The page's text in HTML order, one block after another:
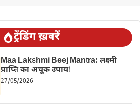
ट्रेंडिंग ख़बरें
Maa Lakshmi Beej Mantra: लक्ष्मी
प्राप्ति का अचूक उपाय!
27/05/2026